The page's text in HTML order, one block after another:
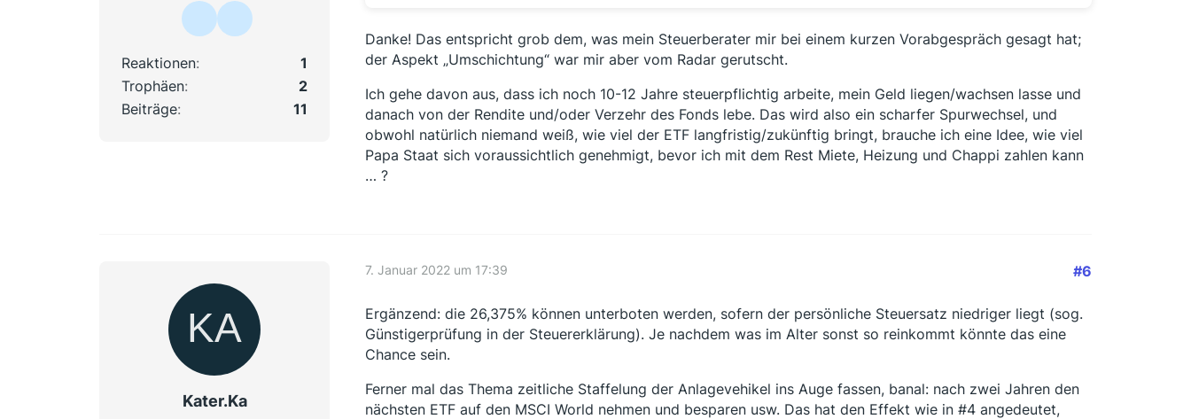
Reaktionen
1
Trophäen
2
Beiträge
11
Danke! Das entspricht grob dem, was mein Steuerberater mir bei einem kurzen Vorabgespräch gesagt hat;
der Aspekt „Umschichtung“ war mir aber vom Radar gerutscht.
Ich gehe davon aus, dass ich noch 10-12 Jahre steuerpflichtig arbeite, mein Geld liegen/wachsen lasse und
danach von der Rendite und/oder Verzehr des Fonds lebe. Das wird also ein scharfer Spurwechsel, und
obwohl natürlich niemand weiß, wie viel der ETF langfristig/zukünftig bringt, brauche ich eine Idee, wie viel
Papa Staat sich voraussichtlich genehmigt, bevor ich mit dem Rest Miete, Heizung und Chappi zahlen kann
… ?
Kater.Ka
7. Januar 2022 um 17:39 #6
Ergänzend: die 26,375% können unterboten werden, sofern der persönliche Steuersatz niedriger liegt (sog.
Günstigerprüfung in der Steuererklärung). Je nachdem was im Alter sonst so reinkommt könnte das eine
Chance sein.
Ferner mal das Thema zeitliche Staffelung der Anlagevehikel ins Auge fassen, banal: nach zwei Jahren den
nächsten ETF auf den MSCI World nehmen und besparen usw. Das hat den Effekt wie in #4 angedeutet,